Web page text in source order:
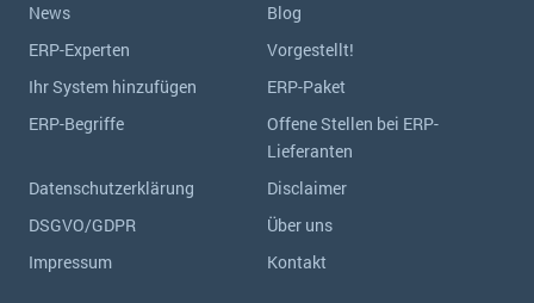
News
Blog
ERP-Experten
Vorgestellt!
Ihr System hinzufügen
ERP-Paket
ERP-Begriffe
Offene Stellen bei ERP-
Lieferanten
Datenschutzerklärung
Disclaimer
DSGVO/GDPR
Über uns
Impressum
Kontakt